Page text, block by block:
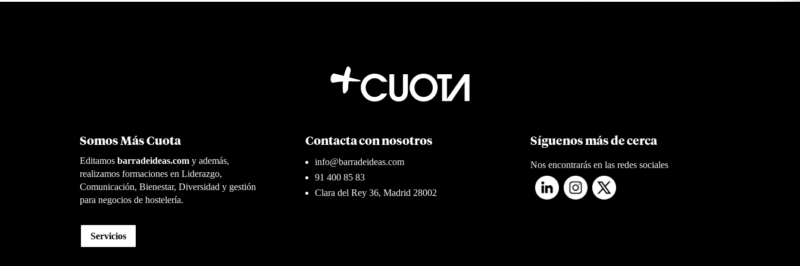
Somos Más Cuota
Editamos barradeideas.comy además,
realizamos formaciones en Liderazgo,
Comunicación, Bienestar, Diversidad y gestión
para negocios de hostelería.
Servicios
Contacta con nosotros
info@barradeideas.com
91 400 85 83
Clara del Rey 36, Madrid 28002
Síguenos más de cerca
Nos encontrarás en las redes sociales